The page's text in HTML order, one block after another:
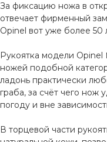
За фиксацию ножа в
отвечает фирменный
Opinel вот уже более 50
Рукоятка модели
ножей подобной
ладонь практически
граба, за счёт чего нож
погоду и вне
В торцевой части